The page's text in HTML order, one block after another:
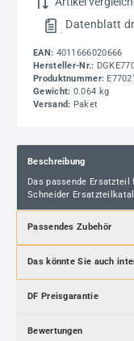
. Datenblatt
EAN: 4011666020666
Hersteller-Nr.:
Produktnummer:
Gewicht: 0.064 kg
Versand: Paket
Beschreibung
Das passende
Schneider
Passendes Zubehör
Das könnte Sie auch
DF Preisgarantie
Bewertungen